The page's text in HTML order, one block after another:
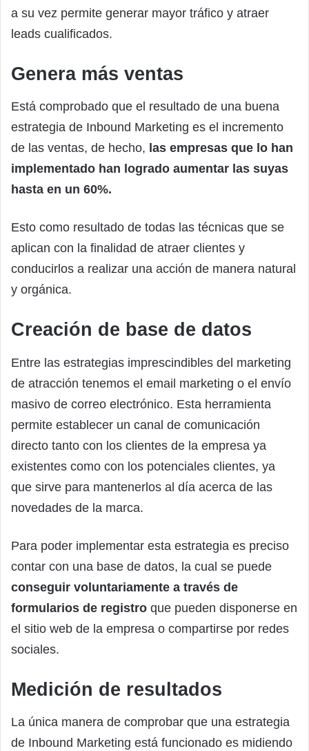
a su vez permite generar mayor tráfico y atraer
leads cualificados.
Genera más ventas
Está comprobado que el resultado de una buena
estrategia de Inbound Marketing es el incremento
de las ventas, de hecho, las empresas que lo han
implementado han logrado aumentar las suyas
hasta en un 60%.
Esto como resultado de todas las técnicas que se
aplican con la finalidad de atraer clientes y
conducirlos a realizar una acción de manera natural
y orgánica.
Creación de base de datos
Entre las estrategias imprescindibles del marketing
de atracción tenemos el email marketing o el envío
masivo de correo electrónico. Esta herramienta
permite establecer un canal de comunicación
directo tanto con los clientes de la empresa ya
existentes como con los potenciales clientes, ya
que sirve para mantenerlos al día acerca de las
novedades de la marca.
Para poder implementar esta estrategia es preciso
contar con una base de datos, la cual se puede
conseguir voluntariamente a través de
formularios de registro que pueden disponerse en
el sitio web de la empresa o compartirse por redes
sociales.
Medición de resultados
La única manera de comprobar que una estrategia
de Inbound Marketing está funcionado es midiendo